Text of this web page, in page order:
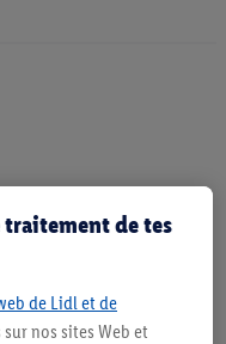
traitement de tes
de Lidl et de
nos sites Web et